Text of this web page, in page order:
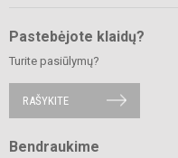
Pastebėjote klaidų?
Turite pasiūlymų?
RAŠYKITE
Bendraukime